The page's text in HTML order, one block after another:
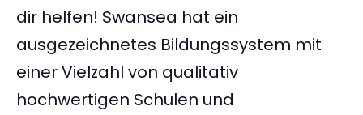
dir helfen! Swansea hat ein
ausgezeichnetes Bildungssystem mit
einer Vielzahl von qualitativ
hochwertigen Schulen und